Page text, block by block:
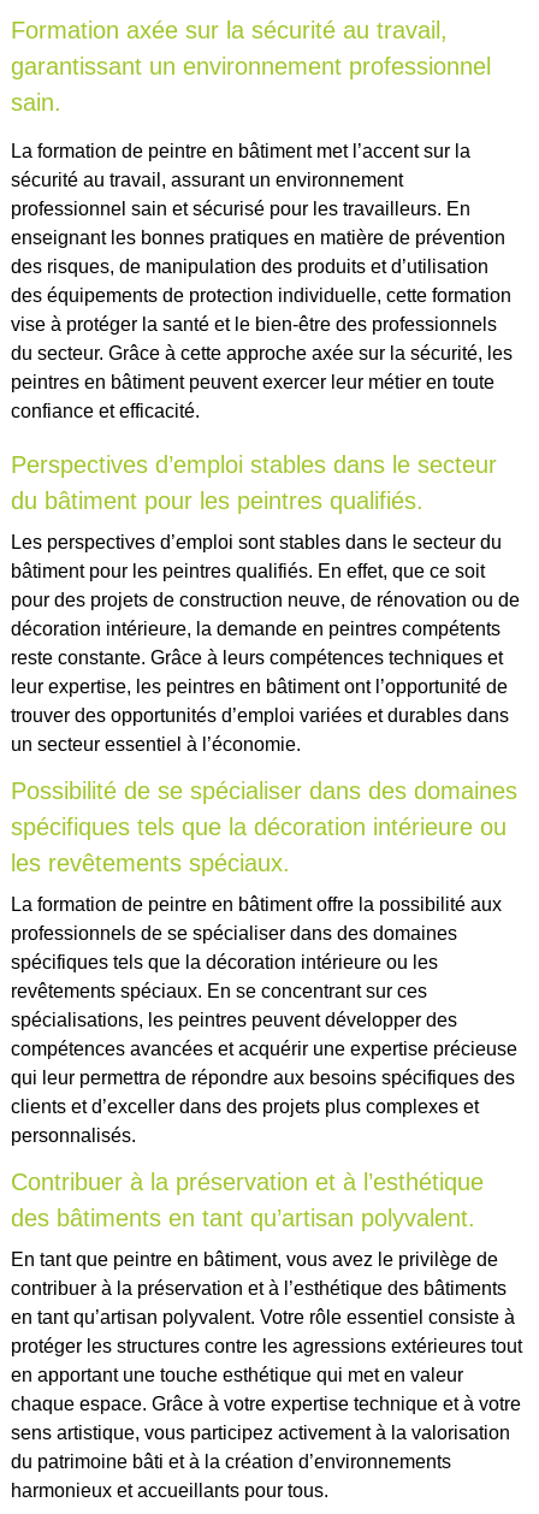
Formation axée sur la sécurité au travail,
garantissant un environnement professionnel
sain.
La formation de peintre en bâtiment met l’accent sur la
sécurité au travail, assurant un environnement
professionnel sain et sécurisé pour les travailleurs. En
enseignant les bonnes pratiques en matière de prévention
des risques, de manipulation des produits et d’utilisation
des équipements de protection individuelle, cette formation
vise à protéger la santé et le bien-être des professionnels
du secteur. Grâce à cette approche axée sur la sécurité, les
peintres en bâtiment peuvent exercer leur métier en toute
confiance et efficacité.
Perspectives d’emploi stables dans le secteur
du bâtiment pour les peintres qualifiés.
Les perspectives d’emploi sont stables dans le secteur du
bâtiment pour les peintres qualifiés. En effet, que ce soit
pour des projets de construction neuve, de rénovation ou de
décoration intérieure, la demande en peintres compétents
reste constante. Grâce à leurs compétences techniques et
leur expertise, les peintres en bâtiment ont l’opportunité de
trouver des opportunités d’emploi variées et durables dans
un secteur essentiel à l’économie.
Possibilité de se spécialiser dans des domaines
spécifiques tels que la décoration intérieure ou
les revêtements spéciaux.
La formation de peintre en bâtiment offre la possibilité aux
professionnels de se spécialiser dans des domaines
spécifiques tels que la décoration intérieure ou les
revêtements spéciaux. En se concentrant sur ces
spécialisations, les peintres peuvent développer des
compétences avancées et acquérir une expertise précieuse
qui leur permettra de répondre aux besoins spécifiques des
clients et d’exceller dans des projets plus complexes et
personnalisés.
Contribuer à la préservation et à l’esthétique
des bâtiments en tant qu’artisan polyvalent.
En tant que peintre en bâtiment, vous avez le privilège de
contribuer à la préservation et à l’esthétique des bâtiments
en tant qu’artisan polyvalent. Votre rôle essentiel consiste à
protéger les structures contre les agressions extérieures tout
en apportant une touche esthétique qui met en valeur
chaque espace. Grâce à votre expertise technique et à votre
sens artistique, vous participez activement à la valorisation
du patrimoine bâti et à la création d’environnements
harmonieux et accueillants pour tous.